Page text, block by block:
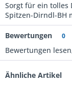
Sorgt für ein tolles
Spitzen-Dirndl-BH
Bewertungen 0
Bewertungen
Ähnliche Artikel